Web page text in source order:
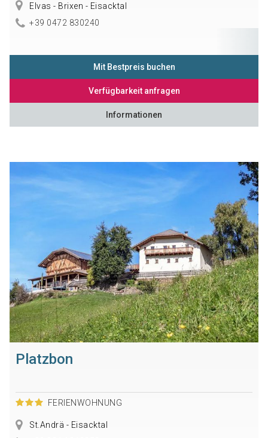
Elvas - Brixen - Eisacktal
+39 0472 830240
Mit Bestpreis buchen
Verfügbarkeit anfragen
Informationen
Platzbon
FERIENWOHNUNG
St.Andrä - Eisacktal